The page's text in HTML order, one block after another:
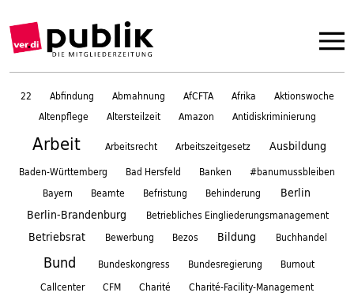
22 Abfindung Abmahnung AfCFTA Afrika
Aktionswoche
Altenpflege
Altersteilzeit Amazon Antidiskriminierung
Arbeit Arbeitsrecht Arbeitszeitgesetz Ausbildung
Baden-Württemberg Bad Hersfeld Banken
#banumussbleiben
Bayern
Beamte Befristung Behinderung
Berlin
Berlin-Brandenburg
Betriebliches Eingliederungsmanagement
Betriebsrat Bewerbung Bezos Bildung Buchhandel
Bund Bundeskongress Bundesregierung
Burnout
Callcenter
CFM Charité
Charité-Facility-Management